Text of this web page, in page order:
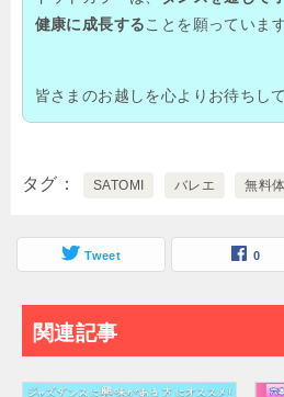
健康に成長することを願っています
皆さまのお越しを心よりお待ちし
タグ SATOMI バレエ 無料
Tweet 0
関連記事